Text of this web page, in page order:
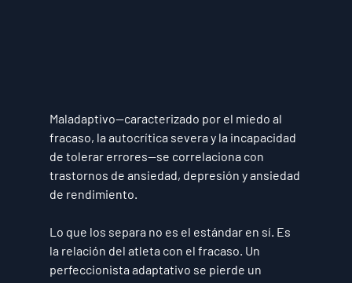
Maladaptivo—caracterizado por el miedo al
fracaso, la autocrítica severa y la incapacidad
de tolerar errores—se correlaciona con
trastornos de ansiedad, depresión y ansiedad
de rendimiento.
Lo que los separa no es el estándar en sí. Es
la relación del atleta con el fracaso. Un
perfeccionista adaptativo se pierde un